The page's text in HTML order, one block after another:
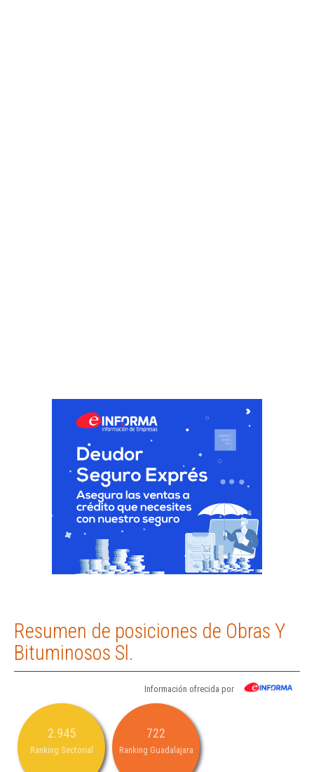
Resumen de posiciones de Obras Y
Bituminosos Sl.
Información ofrecida por
2.945
Ranking Sectorial
722
Ranking Guadalajara